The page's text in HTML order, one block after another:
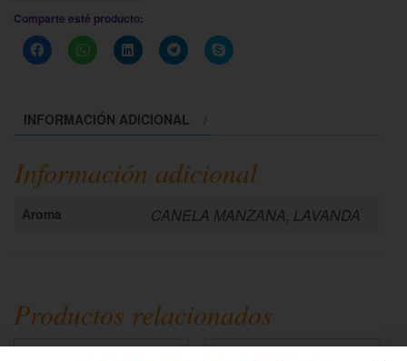
Comparte esté producto:
Haz
clic
(Se
abre
ventana
nueva)
Haz
clic
(Se
abre
ventana
nueva)
Haz
clic
(Se
abre
ventana
nueva)
Haz
clic
(Se
abre
ventana
nueva)
Haz
clic
ventana
nueva)
INFORMACIÓN ADICIONAL
Información adicional
Aroma CANELA MANZANA, LAVANDA
Productos relacionados